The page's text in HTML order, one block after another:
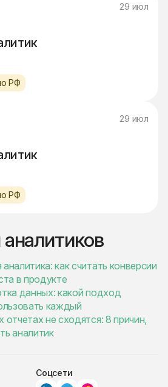
29 июл
РФ
29 июл
РФ
как считать конверсии
в продукте
данных: какой подход
каждый
не сходятся: 8 причин,
аналитик
Соцсети